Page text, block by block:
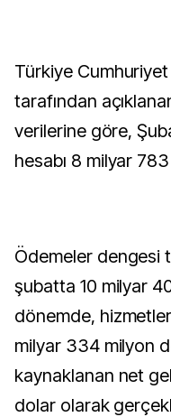
Türkiye Cumhuriyet
tarafından
verilerine göre,
hesabı 8 milyar
Ödemeler dengesi
şubatta 10 milyar
dönemde,
milyar 334 milyon
kaynaklanan net
dolar olarak